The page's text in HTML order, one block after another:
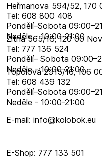
Heřmanova 594/52, 170
Tel: 608 800 408
Pondělí–​Sobota
Neděle - 10:00-21:00
Žitná 565/16, 120 00
Tel: 777 136 524
Pondělí– Sobota
Neděle - 10:00-21:00
Topolová 2915/16, 106
Tel: 608 439 132
Pondělí–​Sobota
Neděle - 10:00-21:00
E-mail: info@kolobok.eu
E-Shop: 777 133 501